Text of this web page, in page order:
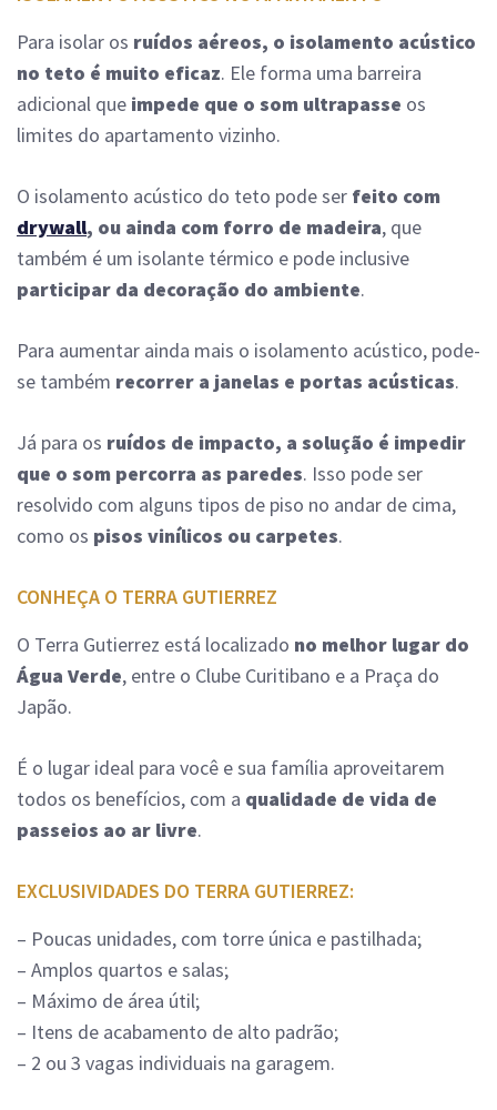
Para isolar os ruídos aéreos, o isolamento acústico
no teto é muito eficaz. Ele forma uma barreira
adicional que impede que o som ultrapasse os
limites do apartamento vizinho.
O isolamento acústico do teto pode ser feito com
drywall, ou ainda com forro de madeira, que
também é um isolante térmico e pode inclusive
participar da decoração do ambiente.
Para aumentar ainda mais o isolamento acústico, pode-
se também recorrer a janelas e portas acústicas.
Já para os ruídos de impacto, a solução é impedir
que o som percorra as paredes. Isso pode ser
resolvido com alguns tipos de piso no andar de cima,
como os pisos vinílicos ou carpetes.
CONHEÇA O TERRA GUTIERREZ
O Terra Gutierrez está localizado no melhor lugar do
Água Verde, entre o Clube Curitibano e a Praça do
Japão.
É o lugar ideal para você e sua família aproveitarem
todos os benefícios, com a qualidade de vida de
passeios ao ar livre.
EXCLUSIVIDADES DO TERRA GUTIERREZ:
– Poucas unidades, com torre única e pastilhada;
– Amplos quartos e salas;
– Máximo de área útil;
– Itens de acabamento de alto padrão;
– 2 ou 3 vagas individuais na garagem.